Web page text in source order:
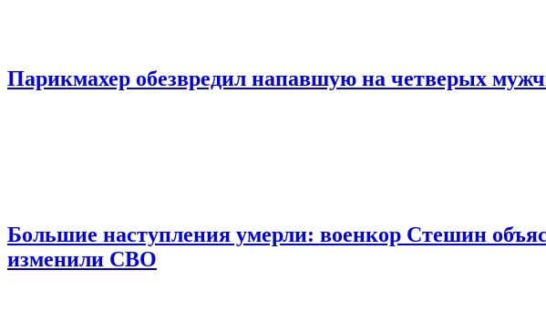
Парикмахер обезвредил напавшую на четверых
Большие наступления умерли: военкор Стешин
изменили СВО